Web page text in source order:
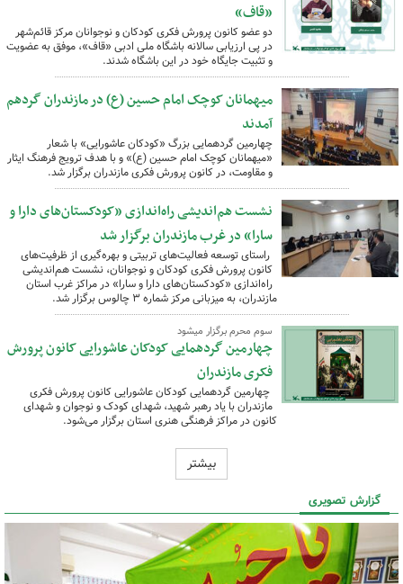
«قاف»
دو عضو کانون پرورش فکری کودکان و نوجوانان مرکز قائم‌شهر
در پی ارزیابی سالانه باشگاه ملی ادبی «قاف»، موفق به عضویت
و تثبیت جایگاه خود در این باشگاه شدند.
میهمانان کوچک امام حسین (ع) در مازندران گردهم
آمدند
چهارمین گردهمایی بزرگ «کودکان عاشورایی» با شعار
«میهمانان کوچک امام حسین (ع)» و با هدف ترویج فرهنگ ایثار
و مقاومت، در کانون پرورش فکری مازندران برگزار شد.
نشست هم‌اندیشی راه‌اندازی «کودکستان‌های دارا و
سارا» در غرب مازندران برگزار شد
راستای توسعه فعالیت‌های تربیتی و بهره‌گیری از ظرفیت‌های
کانون پرورش فکری کودکان و نوجوانان، نشست هم‌اندیشی
راه‌اندازی «کودکستان‌های دارا و سارا» در مراکز غرب استان
مازندران، به میزبانی مرکز شماره ۳ چالوس برگزار شد.
سوم محرم برگزار می‎شود
چهارمین گردهمایی کودکان عاشورایی کانون پرورش
فکری مازندران
چهارمین گردهمایی کودکان عاشورایی کانون پرورش فکری
مازندران با یاد رهبر شهید، شهدای کودک و نوجوان و شهدای
کانون در مراکز فرهنگی هنری استان برگزار می‌شود.
بیشتر
گزارش تصویری